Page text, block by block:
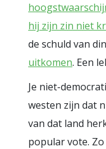
hij zijn zin niet
de schuld van
uitkomen. Een
Je niet-
westen zijn dat
van dat land
popular vote.